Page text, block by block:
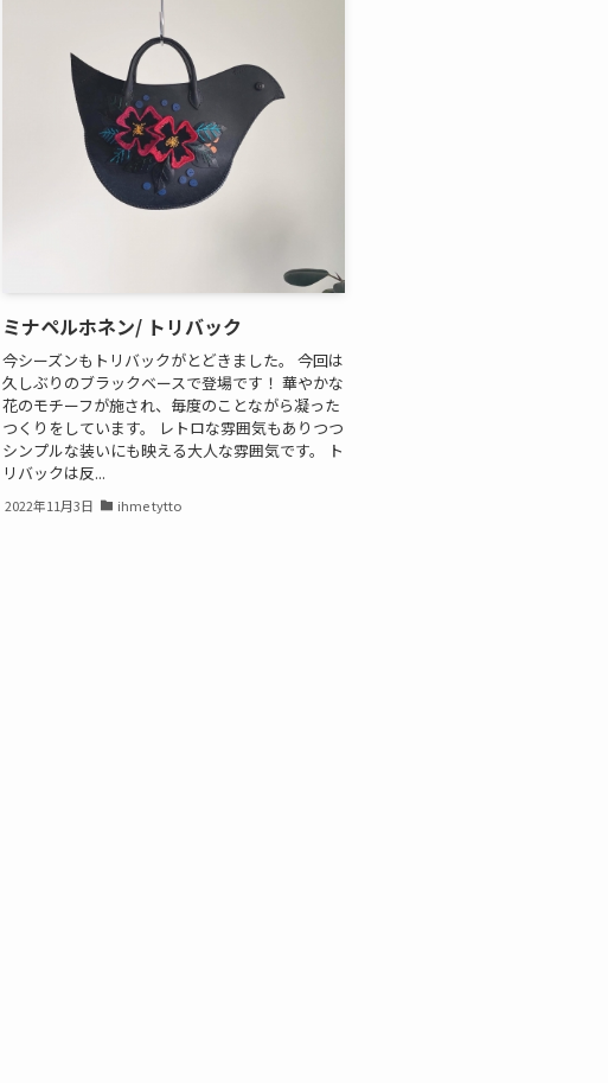
ミナペルホネン/ トリバック
今シーズンもトリバックがとどきました。 今回は
久しぶりのブラックベースで登場です！ 華やかな
花のモチーフが施され、毎度のことながら凝った
つくりをしています。 レトロな雰囲気もありつつ
シンプルな装いにも映える大人な雰囲気です。 ト
リバックは反...
2022年11月3日 ihme tytto